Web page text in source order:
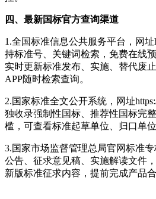
四、最新国标官方查询渠道
1.全国标准信息公共服务平台，网址
持标准号、关键词检索，免费在线
实时更新标准发布、实施、替代废
APP随时检索查询。
2.国家标准全文公开系统，网址
独收录强制性国标、推荐性国标完
槛，可查看标准起草单位、归口单
3.国家市场监督管理总局官网标准
公告、征求意见稿、实施解读文件
新版标准征求内容，提前完成产品合